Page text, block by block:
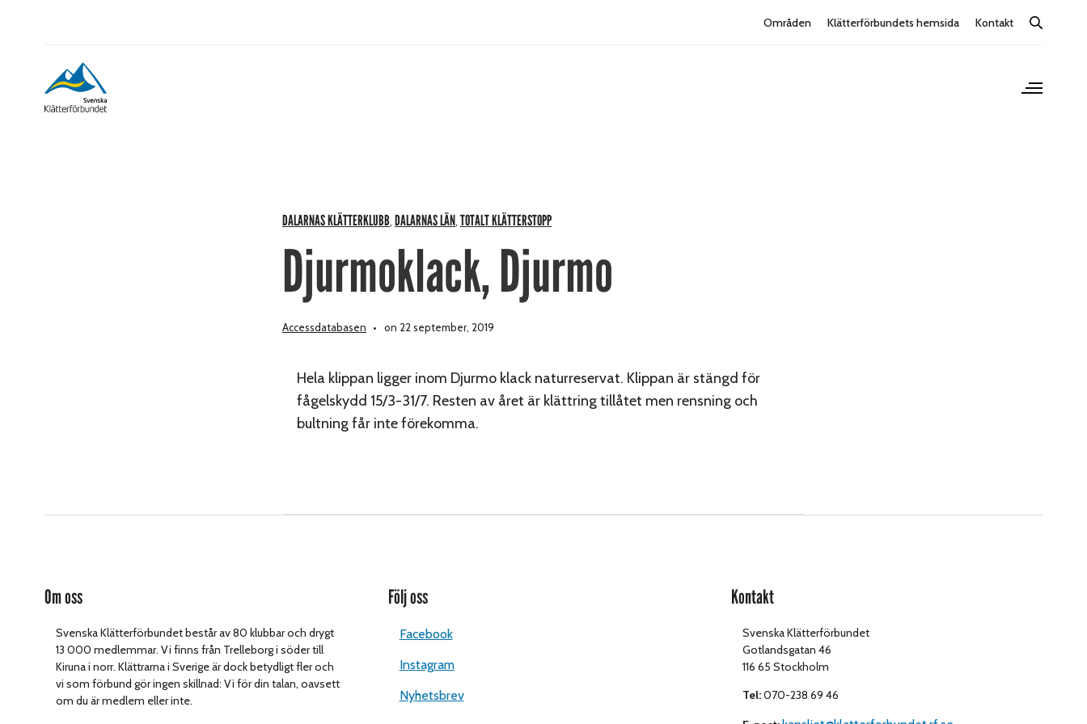
Områden Klätterförbundets hemsida Kontakt
DALARNAS KLÄTTERKLUBB DALARNAS LÄN TOTALT KLÄTTERSTOPP
Djurmoklack, Djurmo
Accessdatabasen on 22 september, 2019
Hela klippan ligger inom Djurmo klack naturreservat. Klippan är stängd för
fågelskydd 15/3-31/7. Resten av året är klättring tillåtet men rensning och
bultning får inte förekomma.
Om oss
Svenska Klätterförbundet består av 80 klubbar och drygt
13 000 medlemmar. Vi finns från Trelleborg i söder till
Kiruna i norr. Klättrarna i Sverige är dock betydligt fler och
vi som förbund gör ingen skillnad: Vi för din talan, oavsett
om du är medlem eller inte.
Följ oss
Facebook
Instagram
Nyhetsbrev
Kontakt
Svenska Klätterförbundet
Gotlandsgatan 46
116 65 Stockholm
Tel:070-238 69 46